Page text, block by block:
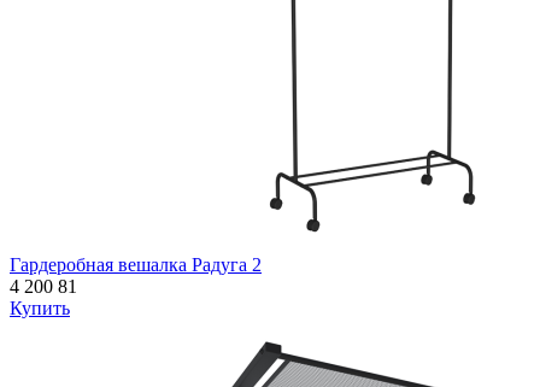
Гардеробная вешалка Радуга 2
4 200 81
Купить